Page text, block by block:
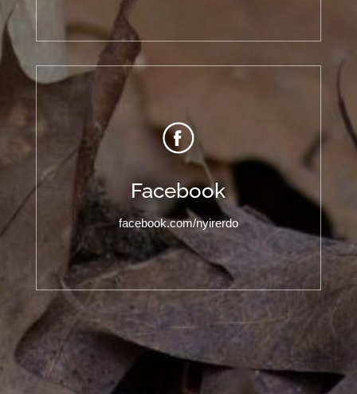
Facebook
facebook.com/nyirerdo